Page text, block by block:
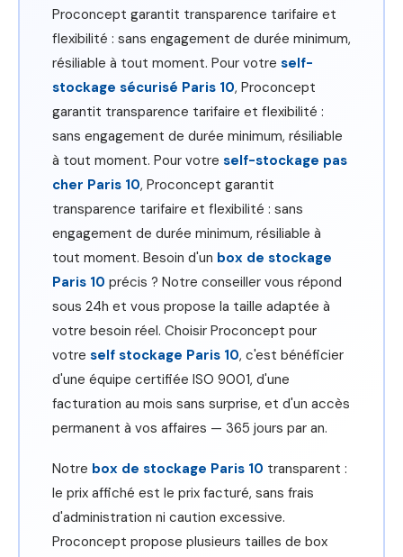
Proconcept garantit transparence tarifaire et
flexibilité : sans engagement de durée minimum,
résiliable à tout moment. Pour votre self-
stockage sécurisé Paris 10, Proconcept
garantit transparence tarifaire et flexibilité :
sans engagement de durée minimum, résiliable
à tout moment. Pour votre self-stockage pas
cher Paris 10, Proconcept garantit
transparence tarifaire et flexibilité : sans
engagement de durée minimum, résiliable à
tout moment. Besoin d'un box de stockage
Paris 10 précis ? Notre conseiller vous répond
sous 24h et vous propose la taille adaptée à
votre besoin réel. Choisir Proconcept pour
votre self stockage Paris 10, c'est bénéficier
d'une équipe certifiée ISO 9001, d'une
facturation au mois sans surprise, et d'un accès
permanent à vos affaires — 365 jours par an.
Notre box de stockage Paris 10 transparent :
le prix affiché est le prix facturé, sans frais
d'administration ni caution excessive.
Proconcept propose plusieurs tailles de box